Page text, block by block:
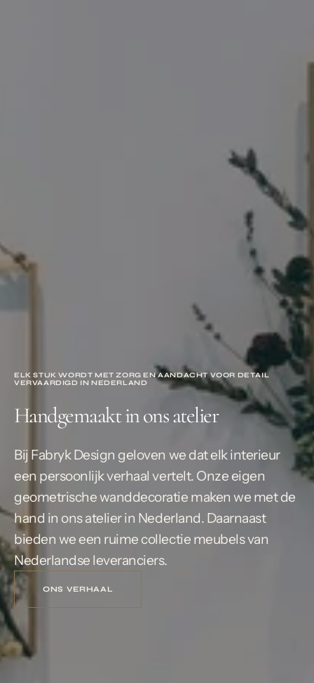
ELK STUK WORDT MET ZORG EN AANDACHT VOOR DETAIL
VERVAARDIGD IN NEDERLAND
Handgemaakt in ons atelier
Bij Fabryk Design geloven we dat elk interieur
een persoonlijk verhaal vertelt. Onze eigen
geometrische wanddecoratie maken we met de
hand in ons atelier in Nederland. Daarnaast
bieden we een ruime collectie meubels van
Nederlandse leveranciers.
ONS VERHAAL